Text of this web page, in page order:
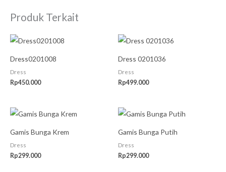
Produk Terkait
Dress0201008
Dress
Rp450.000
Dress 0201036
Dress
Rp499.000
Gamis Bunga Krem
Dress
Rp299.000
Gamis Bunga Putih
Dress
Rp299.000